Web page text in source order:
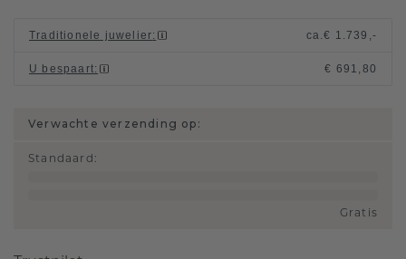
Traditionele juwelier: ca.€ 1.739,-
U bespaart: € 691,80
Verwachte verzending op:
Standaard :
Gratis